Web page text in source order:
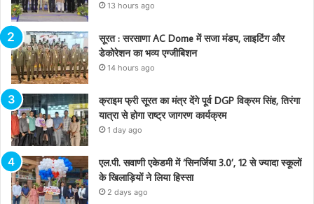
13 hours ago
सूरत : सरसाणा AC Dome में सजा मंडप, लाइटिंग और
डेकोरेशन का भव्य एग्जीबिशन
14 hours ago
क्राइम फ्री सूरत का मंत्र देंगे पूर्व DGP विक्रम सिंह, तिरंगा
यात्रा से होगा राष्ट्र जागरण कार्यक्रम
1 day ago
एल.पी. सवाणी एकेडमी में ‘सिनर्जिया 3.0’, 12 से ज्यादा स्कूलों
के खिलाड़ियों ने लिया हिस्सा
2 days ago